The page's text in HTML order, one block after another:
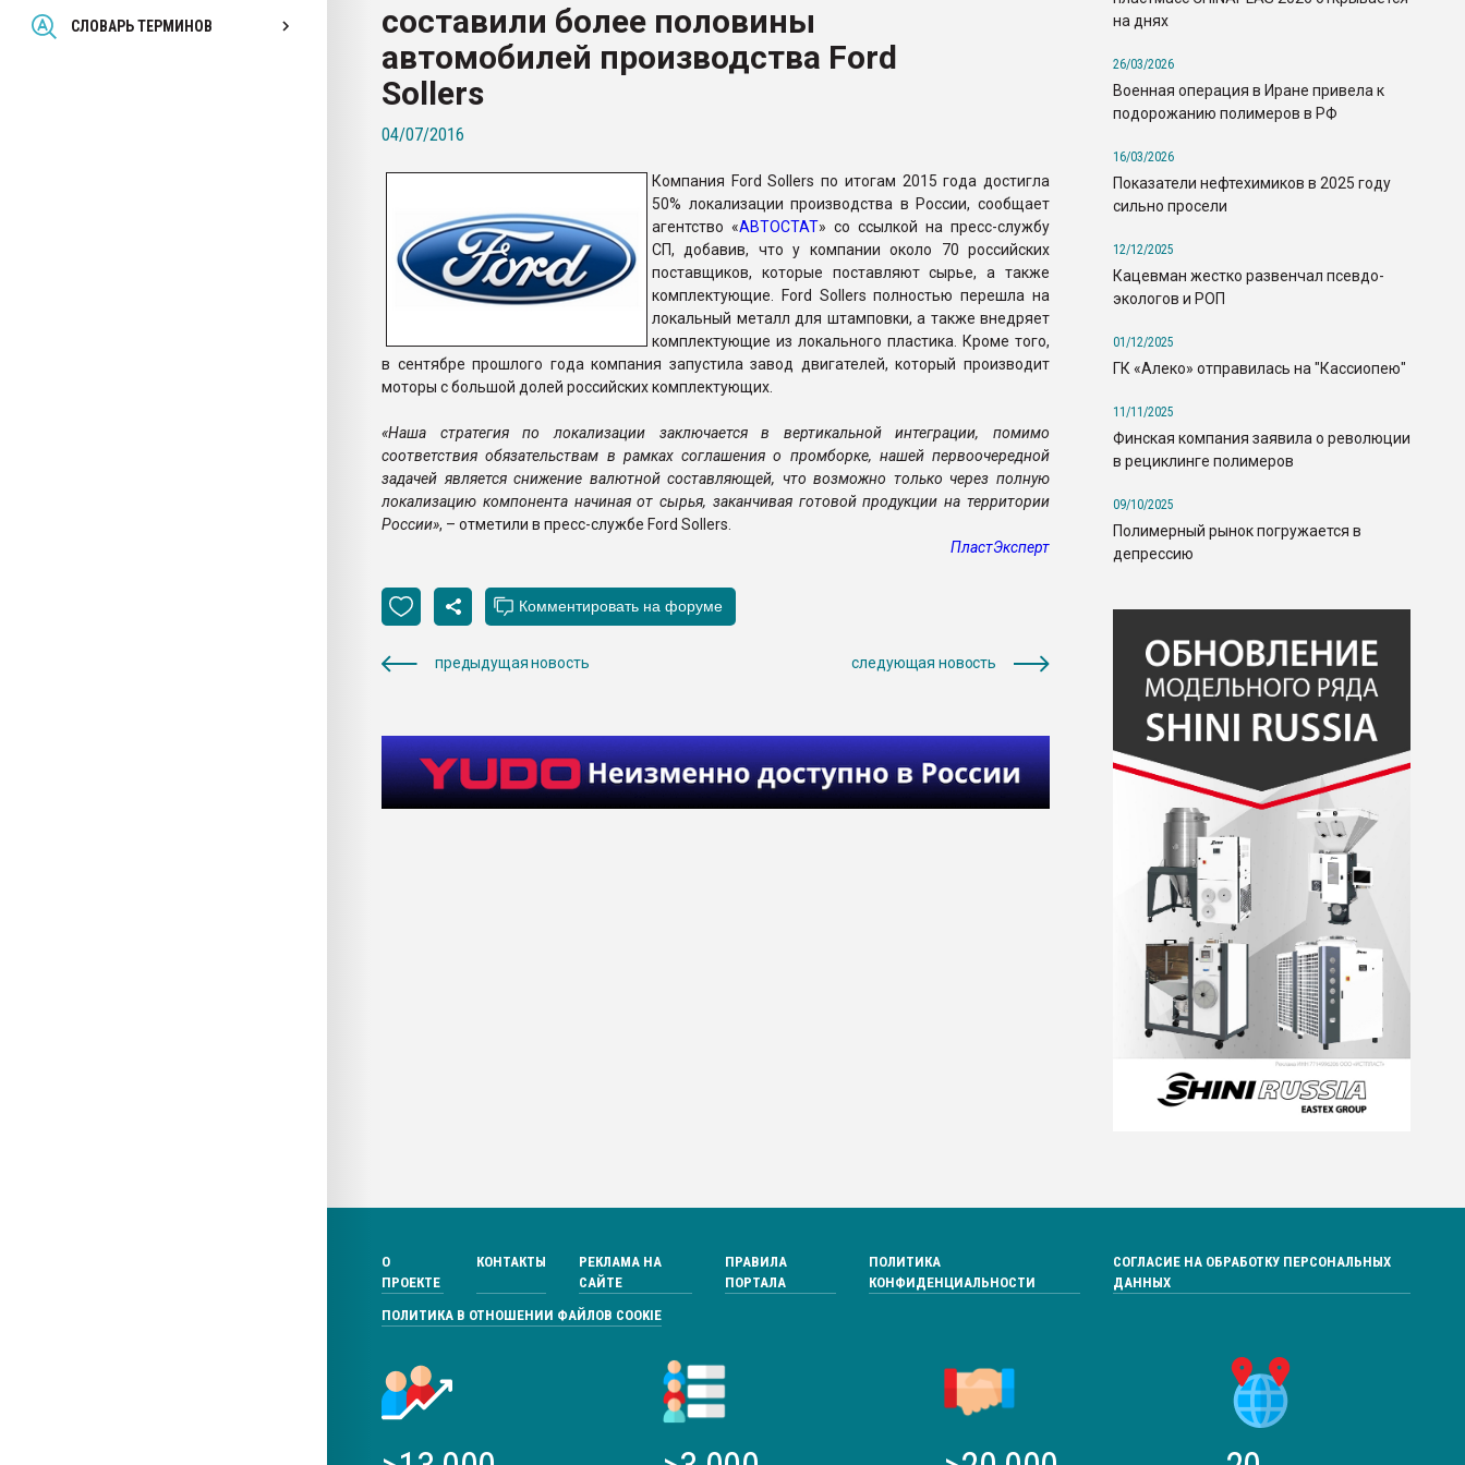
СЛОВАРЬ ТЕРМИНОВ
Всё, что касается выдува ПЭТ
бутылок
ПЕРЕЙТИ НА ФОРУМ
составили более половины
автомобилей производства Ford
Sollers
04/07/2016
Компания Ford Sollers по итогам 2015 года достигла
50% локализации производства в России, сообщает
агентство «АВТОСТАТ» со ссылкой на пресс-службу
СП, добавив, что у компании около 70 российских
поставщиков, которые поставляют сырье, а также
комплектующие. Ford Sollers полностью перешла на
локальный металл для штамповки, а также внедряет
комплектующие из локального пластика. Кроме того,
в сентябре прошлого года компания запустила завод двигателей, который производит
моторы с большой долей российских комплектующих.
«Наша стратегия по локализации заключается в вертикальной интеграции, помимо
соответствия обязательствам в рамках соглашения о промборке, нашей первоочередной
задачей является снижение валютной составляющей, что возможно только через полную
локализацию компонента начиная от сырья, заканчивая готовой продукции на территории
России», – отметили в пресс-службе Ford Sollers.
ПластЭксперт
предыдущая новость следующая новость
на днях
26/03/2026
Военная операция в Иране привела к
подорожанию полимеров в РФ
16/03/2026
Показатели нефтехимиков в 2025 году
сильно просели
12/12/2025
Кацевман жестко развенчал псевдо-
экологов и РОП
01/12/2025
ГК «Алеко» отправилась на "Кассиопею"
11/11/2025
Финская компания заявила о революции
в рециклинге полимеров
09/10/2025
Полимерный рынок погружается в
депрессию
О
ПРОЕКТЕ
КОНТАКТЫ
РЕКЛАМА НА
САЙТЕ
ПРАВИЛА
ПОРТАЛА
ПОЛИТИКА
КОНФИДЕНЦИАЛЬНОСТИ
СОГЛАСИЕ НА ОБРАБОТКУ ПЕРСОНАЛЬНЫХ
ДАННЫХ
ПОЛИТИКА В ОТНОШЕНИИ ФАЙЛОВ COOKIE